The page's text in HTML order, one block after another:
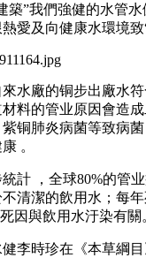
”我們強健的水管水健
及向健康水環境致“淨
水廠的铜步出廠水
料的管业原因會造成二
紫铜肺炎病菌等致病菌
 。
統計 ，全球80%的
清潔的飲用水；每
因與飲用水汙染有關
健李時珍在《本草綱